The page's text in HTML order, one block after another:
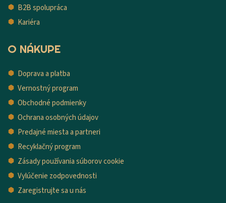
B2B spolupráca
Kariéra
O NÁKUPE
Doprava a platba
Vernostný program
Obchodné podmienky
Ochrana osobných údajov
Predajné miesta a partneri
Recyklačný program
Zásady používania súborov cookie
Vylúčenie zodpovednosti
Zaregistrujte sa u nás